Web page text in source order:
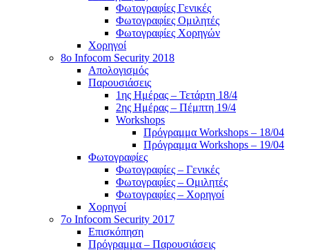
Φωτογραφίες Γενικές
Φωτογραφίες Ομιλητές
Φωτογραφίες Χορηγών
Χορηγοί
8ο Infocom Security 2018
Απολογισμός
Παρουσιάσεις
1ης Ημέρας – Τετάρτη 18/4
2ης Ημέρας – Πέμπτη 19/4
Workshops
Πρόγραμμα Workshops – 18/04
Πρόγραμμα Workshops – 19/04
Φωτογραφίες
Φωτογραφίες – Γενικές
Φωτογραφίες – Ομιλητές
Φωτογραφίες – Χορηγοί
Χορηγοί
7o Infocom Security 2017
Επισκόπηση
Πρόγραμμα – Παρουσιάσεις